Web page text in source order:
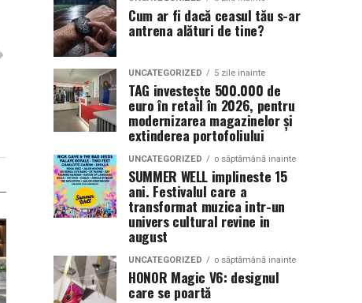
Cum ar fi dacă ceasul tău s-ar
antrena alături de tine?
UNCATEGORIZED 5 zile inainte
TAG investește 500.000 de
euro în retail în 2026, pentru
modernizarea magazinelor și
extinderea portofoliului
UNCATEGORIZED o săptămână inainte
SUMMER WELL implineste 15
ani. Festivalul care a
transformat muzica intr-un
univers cultural revine in
august
UNCATEGORIZED o săptămână inainte
HONOR Magic V6: designul
care se poartă